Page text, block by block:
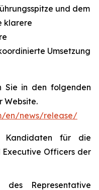
und dem
klarere
Umsetzung
Sie in den folgenden
Website.
en/news/release/
Kandidaten für die
Executive Officers der
Representative